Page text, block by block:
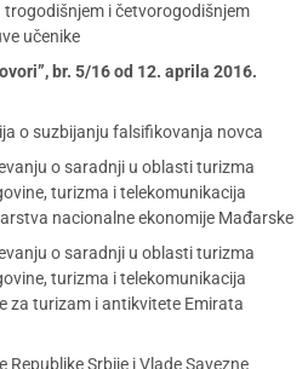
i četvorogodišnjem
učenike
br. 5/16 od 12. aprila 2016.
o suzbijanju falsifikovanja novca
o saradnji u oblasti turizma
turizma i telekomunikacija
nacionalne ekonomije Mađarske
o saradnji u oblasti turizma
turizma i telekomunikacija
za turizam i antikvitete Emirata
Republike Srbije i Vlade Savezne